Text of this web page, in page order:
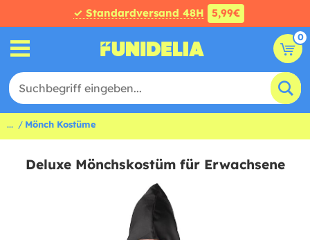
✓ Standardversand 48H 5,99€
0
... Mönch Kostüme
Deluxe Mönchskostüm für Erwachsene